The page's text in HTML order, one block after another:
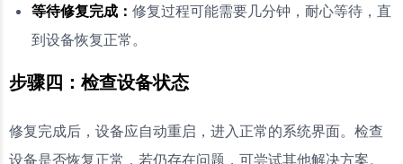
等待修复完成： 修复过程可能需要几分钟，耐心等待，直
到设备恢复正常。
步骤四：检查设备状态
修复完成后，设备应自动重启，进入正常的系统界面。检查
设备是否恢复正常，若仍存在问题，可尝试其他解决方案。